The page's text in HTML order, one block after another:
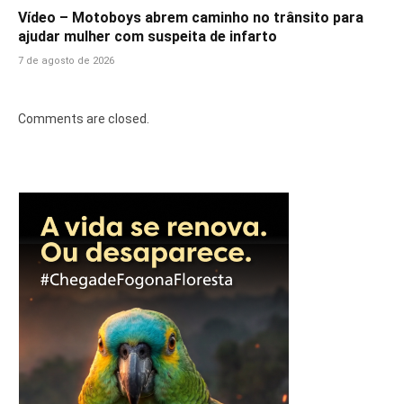
Vídeo – Motoboys abrem caminho no trânsito para
ajudar mulher com suspeita de infarto
7 de agosto de 2026
Comments are closed.